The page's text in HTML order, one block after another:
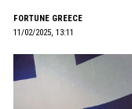
FORTUNE GREECE
11/02/2025, 13:11